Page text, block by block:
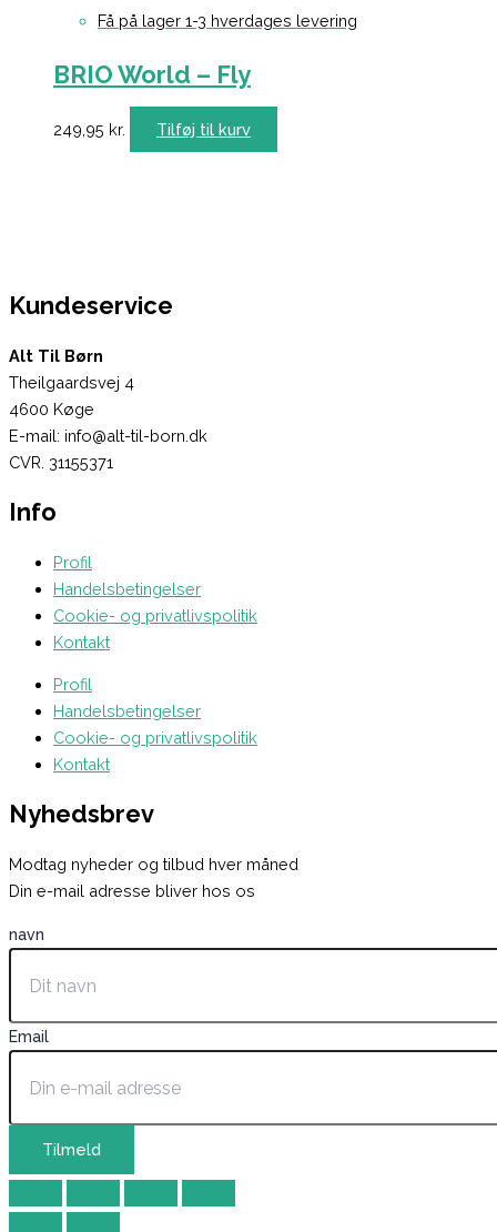
Få på lager 1-3 hverdages levering
BRIO World – Fly
249,95 kr. Tilføj til kurv
Kundeservice
Alt Til Børn
Theilgaardsvej 4
4600 Køge
E-mail: info@alt-til-born.dk
CVR. 31155371
Info
Profil
Handelsbetingelser
Cookie- og privatlivspolitik
Kontakt
Profil
Handelsbetingelser
Cookie- og privatlivspolitik
Kontakt
Nyhedsbrev
Modtag nyheder og tilbud hver måned
Din e-mail adresse bliver hos os
navn
Email
Tilmeld